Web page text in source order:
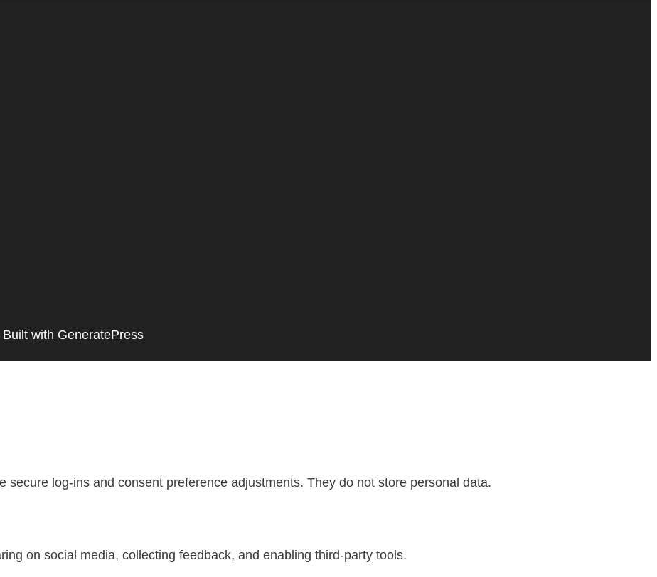
Built with GeneratePress
secure log-ins and consent preference adjustments. They do not store personal data.
on social media, collecting feedback, and enabling third-party tools.